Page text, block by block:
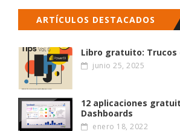
ARTÍCULOS DESTACADOS
Libro gratuito: Trucos
junio 25, 2025
12 aplicaciones
Dashboards
enero 18, 2022